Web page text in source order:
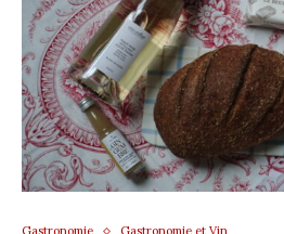
Gastronomie Gastronomie et Vin